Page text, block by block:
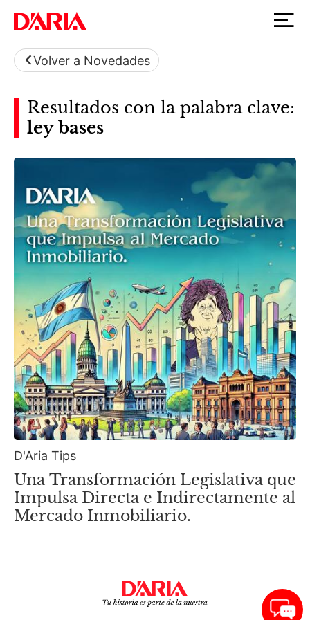
Volver a Novedades
Resultados con la palabra clave:
ley bases
D'Aria Tips
Una Transformación Legislativa que
Impulsa Directa e Indirectamente al
Mercado Inmobiliario.